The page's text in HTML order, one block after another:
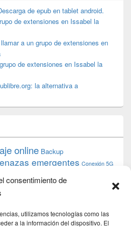
consentimiento de
utilizamos tecnologías como las
a la información del dispositivo. El
de epub en tablet android.
de extensiones en Issabel la
a un grupo de extensiones en
de extensiones en Issabel la
la alternativa a
online Backup
emergentes Conexión 5G
desarrollo web
iphone
raspberrypi